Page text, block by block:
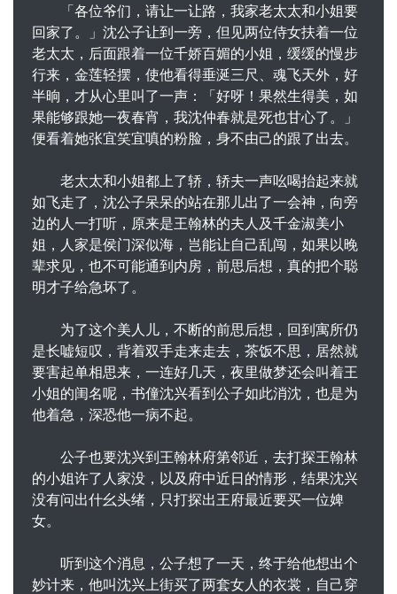
「各位爷们，请让一让路，我家老太太和小姐要
回家了。」沈公子让到一旁，但见两位侍女扶着一位
老太太，后面跟着一位千娇百媚的小姐，缓缓的慢步
行来，金莲轻摆，使他看得垂涎三尺、魂飞天外，好
半晌，才从心里叫了一声：「好呀！果然生得美，如
果能够跟她一夜春宵，我沈仲春就是死也甘心了。」
便看着她张宜笑宜嗔的粉脸，身不由己的跟了出去。
老太太和小姐都上了轿，轿夫一声吆喝抬起来就
如飞走了，沈公子呆呆的站在那儿出了一会神，向旁
边的人一打听，原来是王翰林的夫人及千金淑美小
姐，人家是侯门深似海，岂能让自己乱闯，如果以晚
辈求见，也不可能通到内房，前思后想，真的把个聪
明才子给急坏了。
为了这个美人儿，不断的前思后想，回到寓所仍
是长嘘短叹，背着双手走来走去，茶饭不思，居然就
要害起单相思来，一连好几天，夜里做梦还会叫着王
小姐的闺名呢，书僮沈兴看到公子如此消沈，也是为
他着急，深恐他一病不起。
公子也要沈兴到王翰林府第邻近，去打探王翰林
的小姐许了人家没，以及府中近日的情形，结果沈兴
没有问出什幺头绪，只打探出王府最近要买一位婢
女。
听到这个消息，公子想了一天，终于给他想出个
妙计来，他叫沈兴上街买了两套女人的衣裳，自己穿